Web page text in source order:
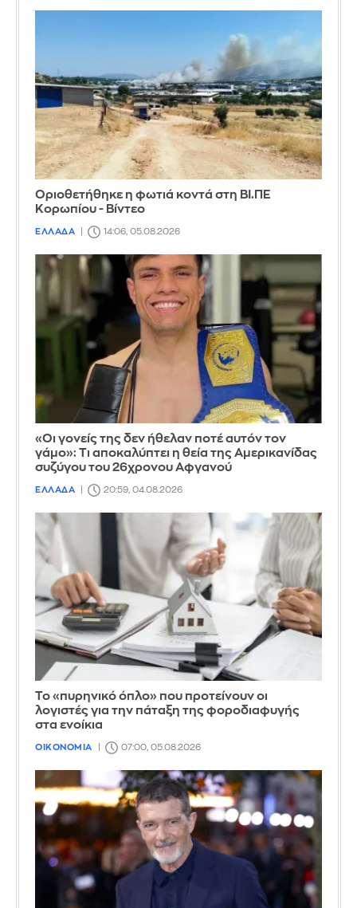
Οριοθετήθηκε η φωτιά κοντά στη ΒΙ.ΠΕ
Κορωπίου - Βίντεο
ΕΛΛΑΔΑ 14:06, 05.08.2026
«Οι γονείς της δεν ήθελαν ποτέ αυτόν τον
γάμο»: Τι αποκαλύπτει η θεία της Αμερικανίδας
συζύγου του 26χρονου Αφγανού
ΕΛΛΑΔΑ 20:59, 04.08.2026
Το «πυρηνικό όπλο» που προτείνουν οι
λογιστές για την πάταξη της φοροδιαφυγής
στα ενοίκια
ΟΙΚΟΝΟΜΙΑ 07:00, 05.08.2026